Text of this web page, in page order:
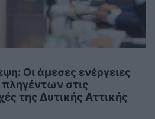
Οι άμεσες ενέργειες
πληγέντων στις
της Δυτικής Αττικής